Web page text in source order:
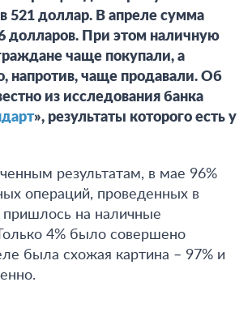
521 доллар. В апреле сумма
долларов. При этом наличную
чаще покупали, а
напротив, чаще продавали. Об
из исследования банка
», результаты которого есть у
результатам, в мае 96%
операций, проведенных в
на наличные
4% было совершено
была схожая картина – 97% и